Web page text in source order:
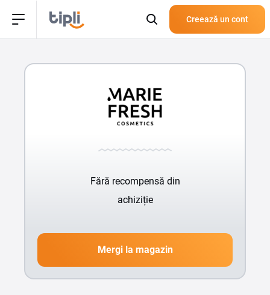
Creează un cont
Fără recompensă din
achiziție
Mergi la magazin